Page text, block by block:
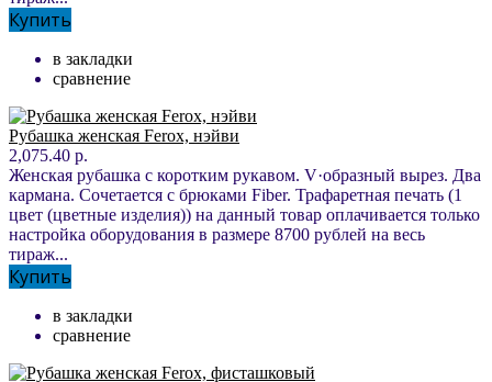
Купить
в закладки
сравнение
Рубашка женская Ferox, нэйви
2,075.40 р.
Женская рубашка с коротким рукавом. V·образный вырез. Два
кармана. Сочетается с брюками Fiber. Трафаретная печать (1
цвет (цветные изделия)) на данный товар оплачивается только
настройка оборудования в размере 8700 рублей на весь
тираж...
Купить
в закладки
сравнение